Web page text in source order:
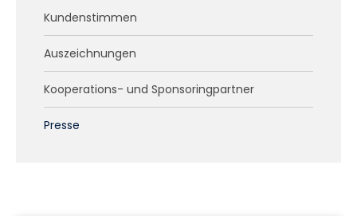
Kundenstimmen
Auszeichnungen
Kooperations- und Sponsoringpartner
Presse